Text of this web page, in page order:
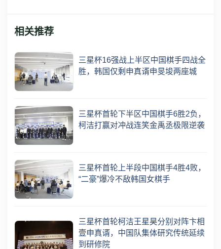
相关推荐
三星杯16强战上半区中国棋手四战全
胜，韩国仅剩申真谞申旻埈两座城
三星杯首轮下半区中国棋手6胜2负，
柯洁打赢对冲战连笑金禹丞极限逆袭
三星杯首轮上半段中国棋手4胜4败，
“二豪”爆冷不敌韩国女棋手
三星杯首轮柯洁王星昊分别对阵卞相
壹申真谞，中国队集体研究传统延续
到研修院